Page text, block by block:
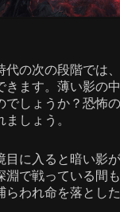
代の次の段階では
きます。薄い影の
でしょうか？恐怖
ましょう。
目に入ると暗い影
淵で戦っている間
らわれ命を落とし